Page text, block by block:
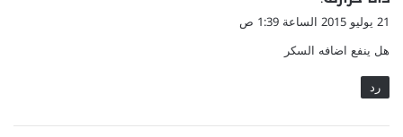
ق
ل
21 يوليو 2015 الساعة 1:39 ص
هل ينفع اضافه السكر
رد